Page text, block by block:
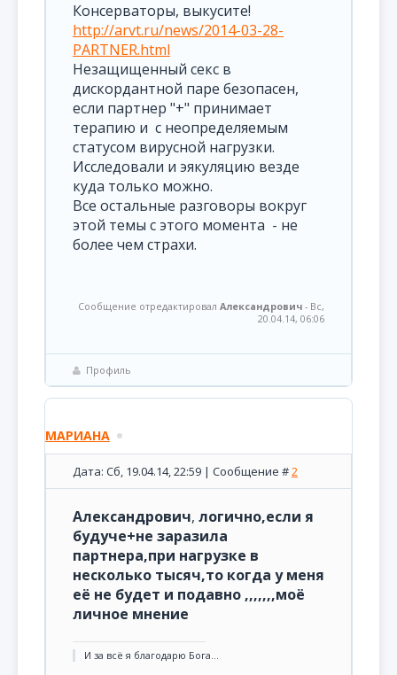
Консерваторы, выкусите!
http://arvt.ru/news/2014-03-28-
PARTNER.html
Незащищенный секс в
дискордантной паре безопасен,
если партнер "+" принимает
терапию и с неопределяемым
статусом вирусной нагрузки.
Исследовали и эякуляцию везде
куда только можно.
Все остальные разговоры вокруг
этой темы с этого момента - не
более чем страхи.
Сообщение отредактировал Александрович - Вс,
20.04.14, 06:06
Профиль
МАРИАНА
Дата: Сб, 19.04.14, 22:59 | Сообщение #2
Александрович, логично,если я
будуче+не заразила
партнера,при нагрузке в
несколько тысяч,то когда у меня
её не будет и подавно ,,,,,,,моё
личное мнение
И за всё я благодарю Бога...